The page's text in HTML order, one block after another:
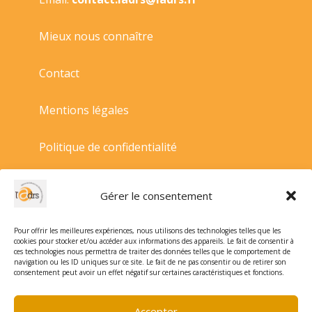
Gérer le consentement
Pour offrir les meilleures expériences, nous utilisons des technologies telles que les
cookies pour stocker et/ou accéder aux informations des appareils. Le fait de consentir à
ces technologies nous permettra de traiter des données telles que le comportement de
navigation ou les ID uniques sur ce site. Le fait de ne pas consentir ou de retirer son
consentement peut avoir un effet négatif sur certaines caractéristiques et fonctions.
Mieux nous connaître
Contact
Mentions légales
Politique de confidentialité
Politique de cookies